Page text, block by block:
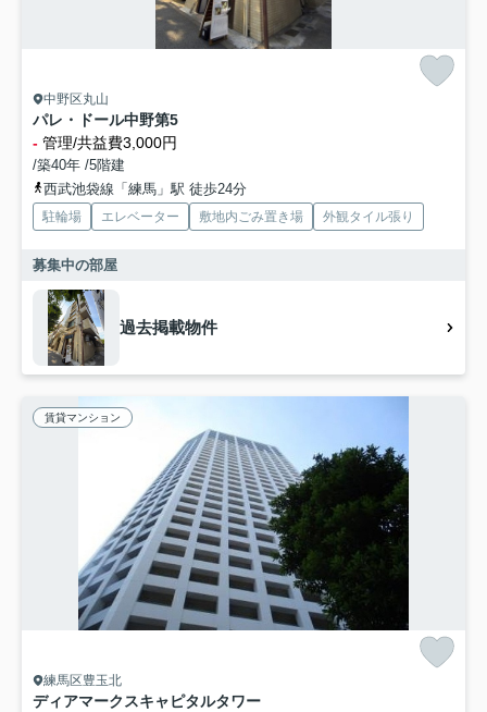
中野区丸山
パレ・ドール中野第5
- 管理/共益費3,000円
/築40年 /5階建
西武池袋線「練馬」駅 徒歩24分
駐輪場 エレベーター 敷地内ごみ置き場 外観タイル張り
募集中の部屋
過去掲載物件
賃貸マンション
練馬区豊玉北
ディアマークスキャピタルタワー